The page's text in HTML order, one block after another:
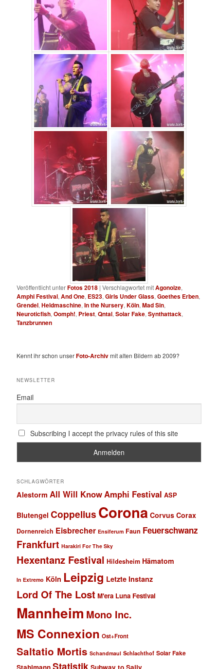
Veröffentlicht unterFotos 2018 |Verschlagwortet mitAgonoize,
Amphi Festival,And One, ES23,Girls Under Glass,Goethes Erben,
Grendel,Heldmaschine,In the Nursery,Köln,Mad Sin,
Neuroticfish,Oomph!, Priest,Qntal,Solar Fake,Synthattack,
Tanzbrunnen
Kennt ihr schon unserFoto-Archivmit alten Bildern ab 2009?
NEWSLETTER
Email
Subscribing I accept the privacy rules of this site
SCHLAGWÖRTER
Alestorm All Will KnowAmphi Festival ASP
Blutengel Coppelius Corona Corvus Corax
Dornenreich Eisbrecher Ensiferum Faun Feuerschwanz
Frankfurt Harakiri For The Sky
Hexentanz Festival Hildesheim Hämatom
In Extremo Köln Leipzig Letzte Instanz
Lord Of The Lost M'era Luna Festival
Mannheim Mono Inc.
MS Connexion Ost+Front
Saltatio Mortis Schandmaul Schlachthof Solar Fake